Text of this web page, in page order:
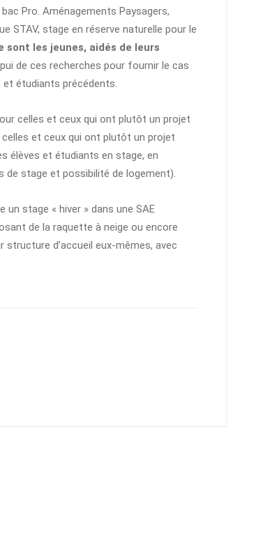
Pro. Aménagements Paysagers,
STAV, stage en réserve naturelle pour le
sont les jeunes, aidés de leurs
de ces recherches pour fournir le cas
et étudiants précédents.
celles et ceux qui ont plutôt un projet
et ceux qui ont plutôt un projet
élèves et étudiants en stage, en
de stage et possibilité de logement).
stage « hiver » dans une SAE
de la raquette à neige ou encore
d’accueil eux-mêmes, avec